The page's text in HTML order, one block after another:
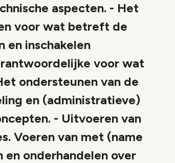
aspecten. - Het
voor wat betreft de
en inschakelen
voor wat
ondersteunen van de
en (administratieve)
- Uitvoeren van
Voeren van met (name
onderhandelen over